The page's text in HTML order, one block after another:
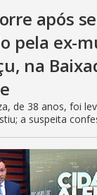
após
pela ex-
na
de 38 anos, foi
a suspeita